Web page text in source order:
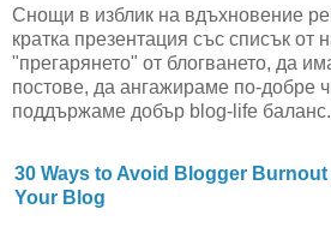
Снощи в изблик на вдъхновение
кратка презентация със списък от
"прегарянето" от блогването, да
постове, да ангажираме по-добре
поддържаме добър blog-life баланс.
30 Ways to Avoid Blogger
Your Blog